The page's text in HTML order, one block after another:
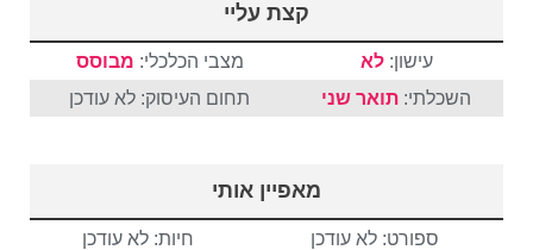
קצת עליי
עישון:לא מצבי הכלכלי: מבוסס
השכלתי: תואר שני תחום העיסוק: לא עודכן
מאפיין אותי
ספורט: לא עודכן
חיות: לא עודכן